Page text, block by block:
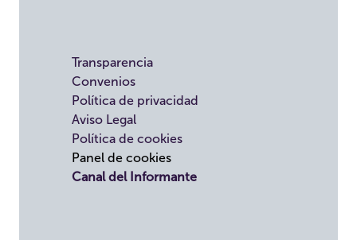
Transparencia
Convenios
Política de privacidad
Aviso Legal
Política de cookies
Panel de cookies
Canal del Informante